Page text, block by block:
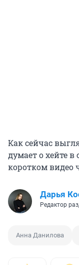
Как сейчас
думает о хейте в
коротком видео
Дарья
Редактор
Анна Данилова